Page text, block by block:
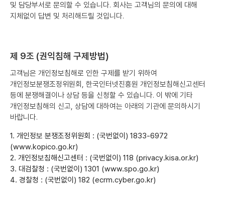
및 담당부서로 문의할 수 있습니다. 회사는 고객님의 문의에 대해
지체없이 답변 및 처리해드릴 것입니다.
제 9조 (권익침해 구제방법)
고객님은 개인정보침해로 인한 구제를 받기 위하여
개인정보분쟁조정위원회, 한국인터넷진흥원 개인정보침해신고센터
등에 분쟁해결이나 상담 등을 신청할 수 있습니다. 이 밖에 기타
개인정보침해의 신고, 상담에 대하여는 아래의 기관에 문의하시기
바랍니다.
1. 개인정보 분쟁조정위원회 : (국번없이) 1833-6972
(www.kopico.go.kr)
2. 개인정보침해신고센터 : (국번없이) 118 (privacy.kisa.or.kr)
3. 대검찰청 : (국번없이) 1301 (www.spo.go.kr)
4. 경찰청 : (국번없이) 182 (ecrm.cyber.go.kr)